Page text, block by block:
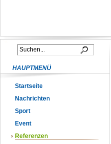
HAUPTMENÜ
Startseite
Nachrichten
Sport
Event
Referenzen